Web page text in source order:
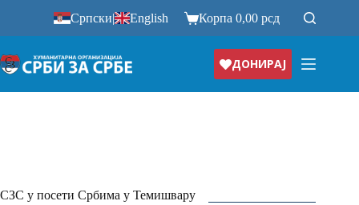
Српски| English Корпа0,00рсд
ДОНИРАЈ
СЗС у посети Србима у Темишвару